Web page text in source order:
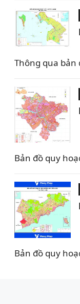
Thông qua bản
Bản đồ quy
Bản đồ quy